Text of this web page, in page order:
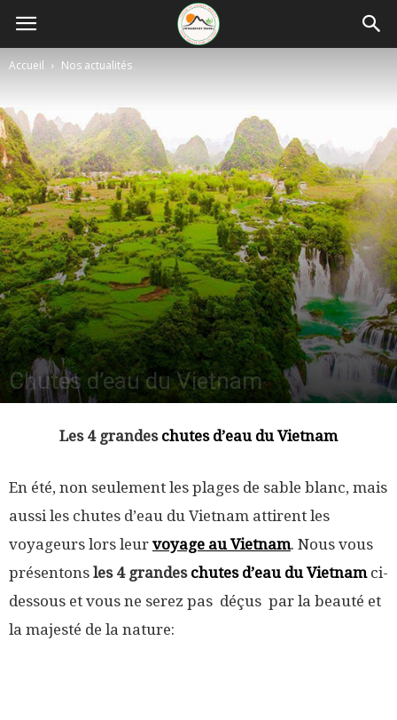
Accueil Nos actualités
Chutes d’eau du Vietnam
Les 4 grandes chutes d’eau du Vietnam
En été, non seulement les plages de sable blanc, mais
aussi les chutes d’eau du Vietnam attirent les
voyageurs lors leur voyage au Vietnam. Nous vous
présentons les 4 grandes chutes d’eau du Vietnam ci-
dessous et vous ne serez pas déçus par la beauté et
la majesté de la nature: